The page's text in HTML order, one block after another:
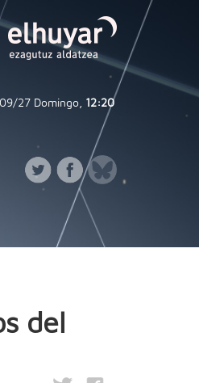
27 Domingo, 12:20
del